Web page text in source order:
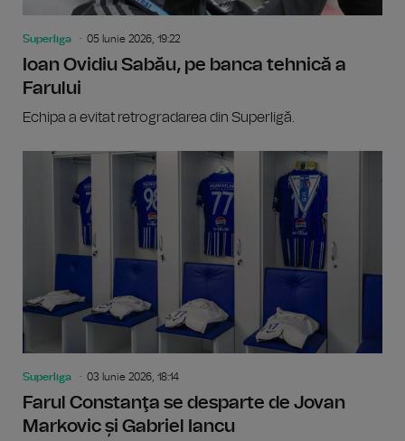
Superliga 05 Iunie 2026, 19:22
Ioan Ovidiu Sabău, pe banca tehnică a
Farului
Echipa a evitat retrogradarea din Superligă.
Superliga 03 Iunie 2026, 18:14
Farul Constanţa se desparte de Jovan
Markovic și Gabriel Iancu